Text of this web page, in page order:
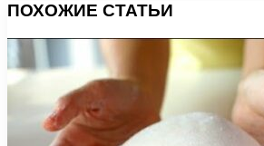
ПОХОЖИЕ СТАТЬИ